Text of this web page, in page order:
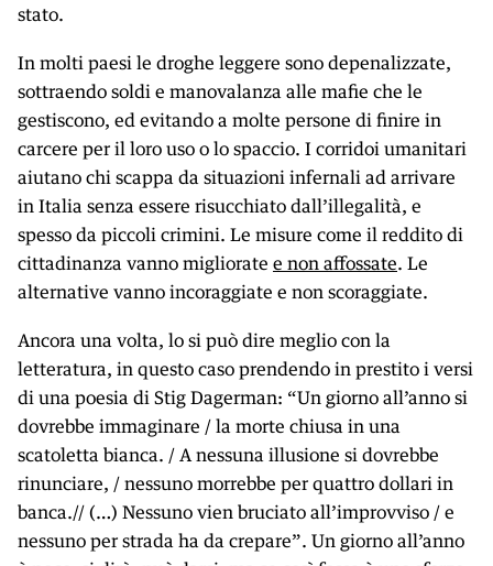
stato.
In molti paesi le droghe leggere sono depenalizzate,
sottraendo soldi e manovalanza alle mafie che le
gestiscono, ed evitando a molte persone di finire in
carcere per il loro uso o lo spaccio. I corridoi umanitari
aiutano chi scappa da situazioni infernali ad arrivare
in Italia senza essere risucchiato dall’illegalità, e
spesso da piccoli crimini. Le misure come il reddito di
cittadinanza vanno migliorate e non affossate. Le
alternative vanno incoraggiate e non scoraggiate.
Ancora una volta, lo si può dire meglio con la
letteratura, in questo caso prendendo in prestito i versi
di una poesia di Stig Dagerman: “Un giorno all’anno si
dovrebbe immaginare / la morte chiusa in una
scatoletta bianca. / A nessuna illusione si dovrebbe
rinunciare, / nessuno morrebbe per quattro dollari in
banca.// (…) Nessuno vien bruciato all’improvviso / e
nessuno per strada ha da crepare”. Un giorno all’anno